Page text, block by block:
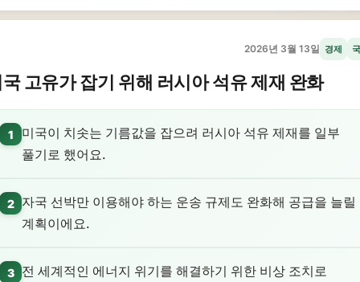
2026년 3월 13일 경제
고유가 잡기 위해 러시아 석유 제재 완화
1
미국이 치솟는 기름값을 잡으려 러시아 석유 제재를 일부
풀기로 했어요.
2
자국 선박만 이용해야 하는 운송 규제도 완화해 공급을 늘릴
계획이에요.
3
전 세계적인 에너지 위기를 해결하기 위한 비상 조치로